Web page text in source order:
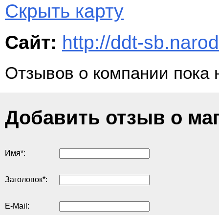
Скрыть карту
Сайт: http://ddt-
Отзывов о компании пока
Добавить отзыв о
Имя*:
Заголовок*:
E-Mail: